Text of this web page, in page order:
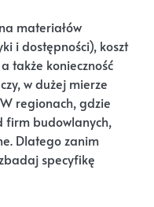
materiałów
i dostępności), koszt
także konieczność
w dużej mierze
regionach, gdzie
firm budowlanych,
Dlatego zanim
specyfikę